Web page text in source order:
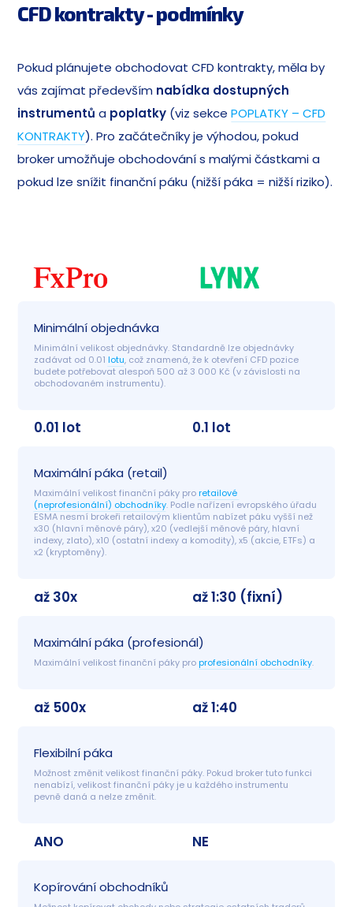
CFD kontrakty - podmínky
Pokud plánujete obchodovat CFD kontrakty, měla by
vás zajímat především nabídka dostupných
instrumentů a poplatky (viz sekcePOPLATKY – CFD
KONTRAKTY). Pro začátečníky je výhodou, pokud
broker umožňuje obchodování s malými částkami a
pokud lze snížit finanční páku (nižší páka = nižší riziko).
Minimální objednávka
Minimální velikost objednávky. Standardně lze objednávky
zadávat od 0.01 lotu, což znamená, že k otevření CFD pozice
budete potřebovat alespoň 500 až 3 000 Kč (v závislosti na
obchodovaném instrumentu).
0.01 lot 0.1 lot
Maximální páka (retail)
Maximální velikost finanční páky pro retailové
(neprofesionální) obchodníky. Podle nařízení evropského úřadu
ESMA nesmí brokeři retailovým klientům nabízet páku vyšší než
x30 (hlavní měnové páry), x20 (vedlejší měnové páry, hlavní
indexy, zlato), x10 (ostatní indexy a komodity), x5 (akcie, ETFs) a
x2 (kryptoměny).
až 30x až 1:30 (fixní)
Maximální páka (profesionál)
Maximální velikost finanční páky pro profesionální obchodníky.
až 500x až 1:40
Flexibilní páka
Možnost změnit velikost finanční páky. Pokud broker tuto funkci
nenabízí, velikost finanční páky je u každého instrumentu
pevně daná a nelze změnit.
ANO NE
Kopírování obchodníků